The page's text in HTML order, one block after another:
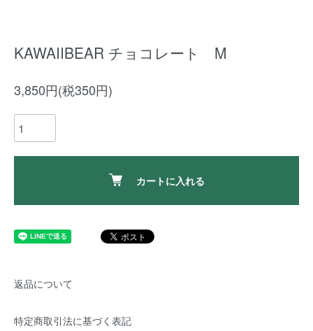
KAWAIIBEAR チョコレート M
3,850円(税350円)
カートに入れる
返品について
特定商取引法に基づく表記